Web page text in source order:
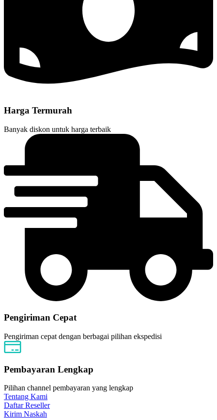
Harga Termurah
Banyak diskon untuk harga terbaik
Pengiriman Cepat
Pengiriman cepat dengan berbagai pilihan ekspedisi
Pembayaran Lengkap
Pilihan channel pembayaran yang lengkap
Tentang Kami
Daftar Reseller
Kirim Naskah